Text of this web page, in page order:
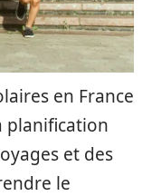
en France
planification
et des
le